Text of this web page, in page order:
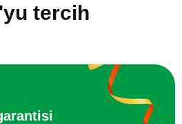
tercih